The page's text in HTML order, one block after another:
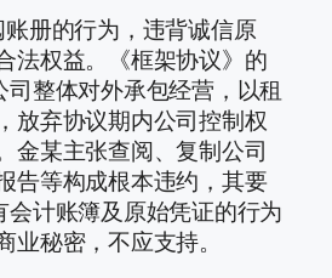
册的行为，违背诚信原
法权益。《框架协议》的
整体对外承包经营，以租
放弃协议期内公司控制权
金某主张查阅、复制公司
告等构成根本违约，其要
会计账簿及原始凭证的行为
业秘密，不应支持。